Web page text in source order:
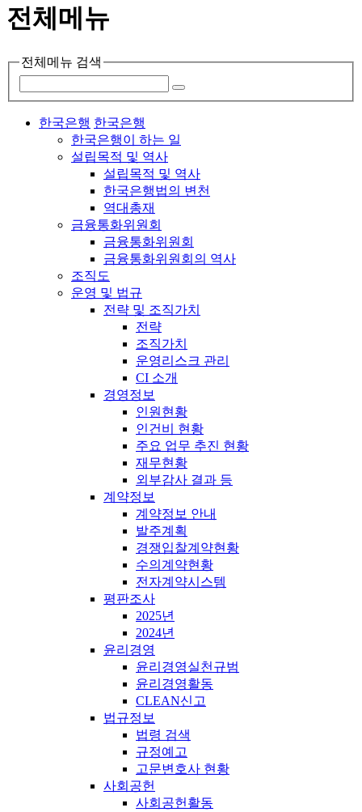
전체메뉴
전체메뉴 검색
한국은행 한국은행
한국은행이 하는 일
설립목적 및 역사
설립목적 및 역사
한국은행법의 변천
역대총재
금융통화위원회
금융통화위원회
금융통화위원회의 역사
조직도
운영 및 법규
전략 및 조직가치
전략
조직가치
운영리스크 관리
CI 소개
경영정보
인원현황
인건비 현황
주요 업무 추진 현황
재무현황
외부감사 결과 등
계약정보
계약정보 안내
발주계획
경쟁입찰계약현황
수의계약현황
전자계약시스템
평판조사
2025년
2024년
윤리경영
윤리경영실천규범
윤리경영활동
CLEAN신고
법규정보
법령 검색
규정예고
고문변호사 현황
사회공헌
사회공헌활동